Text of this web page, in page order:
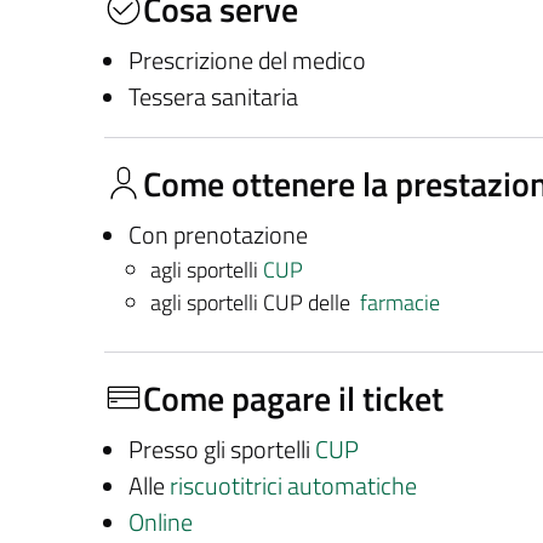
Prescrizione del medico
Tessera sanitaria
Come ottenere la
Con prenotazione
agli sportelli CUP
agli sportelli CUP delle farmacie
Come pagare il ticket
Presso gli sportelli CUP
Alleriscuotitrici automatiche
Online